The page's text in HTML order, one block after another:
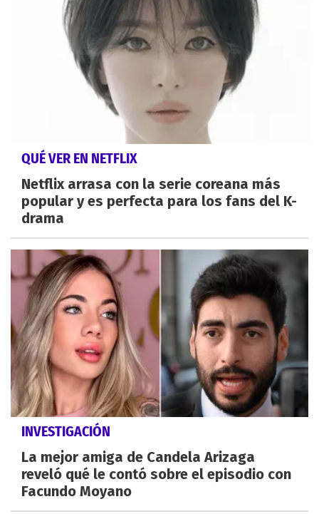
QUÉ VER EN NETFLIX
Netflix arrasa con la serie coreana más
popular y es perfecta para los fans del K-
drama
INVESTIGACIÓN
La mejor amiga de Candela Arizaga
reveló qué le contó sobre el episodio con
Facundo Moyano